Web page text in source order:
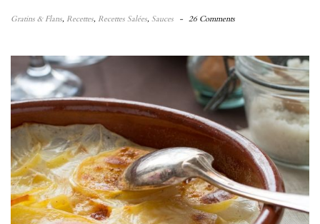
Gratins & Flans, Recettes, Recettes Salées, Sauces - 26 Comments